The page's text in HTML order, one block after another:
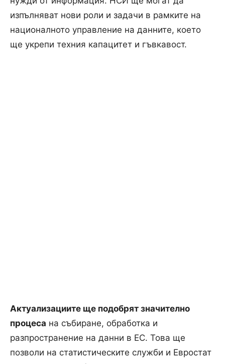
изпълняват нови роли и задачи в рамките на
националното управление на данните, което
ще укрепи техния капацитет и гъвкавост.
Актуализациите ще подобрят значително
процеса на събиране, обработка и
разпространение на данни в ЕС. Това ще
позволи на статистическите служби и Евростат